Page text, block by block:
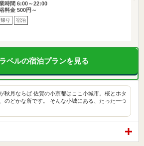
時間 6:00～22:00
料金 500円～
り 宿泊
ベルの宿泊プランを見る
秋月ならば 佐賀の小京都はここ小城市。桜とホタ
のどかな所です。 そんな小城にある、たった一つ